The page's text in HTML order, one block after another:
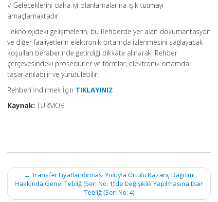
√ Geleceklerini daha iyi planlamalarına ışık tutmayı
amaçlamaktadır.
Teknolojideki gelişmelerin, bu Rehberde yer alan dokümantasyon
ve diğer faaliyetlerin elektronik ortamda izlenmesini sağlayacak
koşulları beraberinde getirdiği dikkate alınarak, Rehber
çerçevesindeki prosedürler ve formlar, elektronik ortamda
tasarlanılabilir ve yürütülebilir.
Rehberi İndirmek İçin TIKLAYINIZ
Kaynak: TÜRMOB
Post
navigation
← Transfer Fiyatlandırması Yoluyla Örtülü Kazanç Dağıtımı
Hakkında Genel Tebliğ (Seri No: 1)’de Değişiklik Yapılmasına Dair
Tebliğ (Seri No: 4)